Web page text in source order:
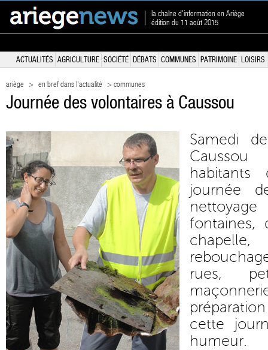
la chaîne d'information en Ariège
édition du 11 août 2015
ACTUALITÉS AGRICULTURE SOCIÉTÉ DÉBATS COMMUNES PATRIMOINE LOISIRS
ariège > en bref dans l'actualité > communes
Journée des volontaires à Caussou
Samedi
journée
nettoyage
rues,
cette
humeur.